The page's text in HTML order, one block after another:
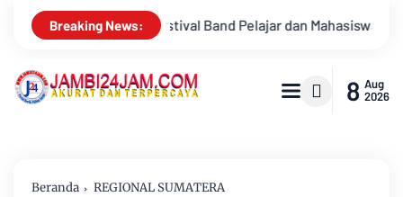
Breaking News:
Pelajar dan Mahasiswa OJK Provinsi Jambi 2026, Unjuk
8 Aug
2026
Beranda REGIONAL SUMATERA